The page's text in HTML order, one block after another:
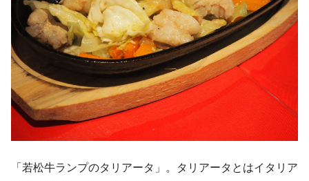
「若松牛ランプのタリアータ」。タリアータとはイタリア